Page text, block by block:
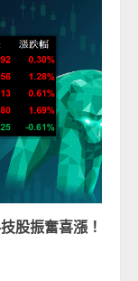
股振奮喜漲！